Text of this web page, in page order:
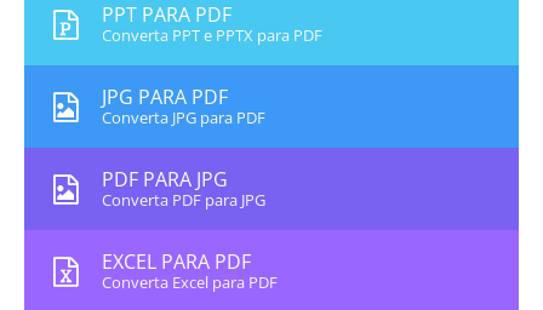
PPT PARA PDF
Converta PPT e PPTX para PDF
JPG PARA PDF
Converta JPG para PDF
PDF PARA JPG
Converta PDF para JPG
EXCEL PARA PDF
Converta Excel para PDF